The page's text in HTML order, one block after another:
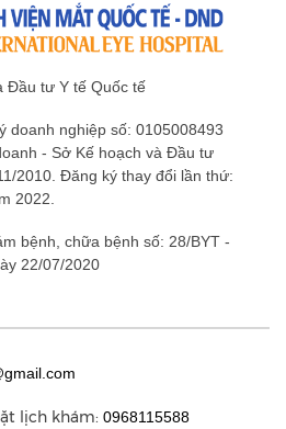
Đầu tư Y tế Quốc tế
doanh nghiệp số: 0105008493
- Sở Kế hoạch và Đầu tư
2010. Đăng ký thay đổi lần thứ:
2022.
bệnh, chữa bệnh số: 28/BYT -
22/07/2020
lịch khám: 0968115588